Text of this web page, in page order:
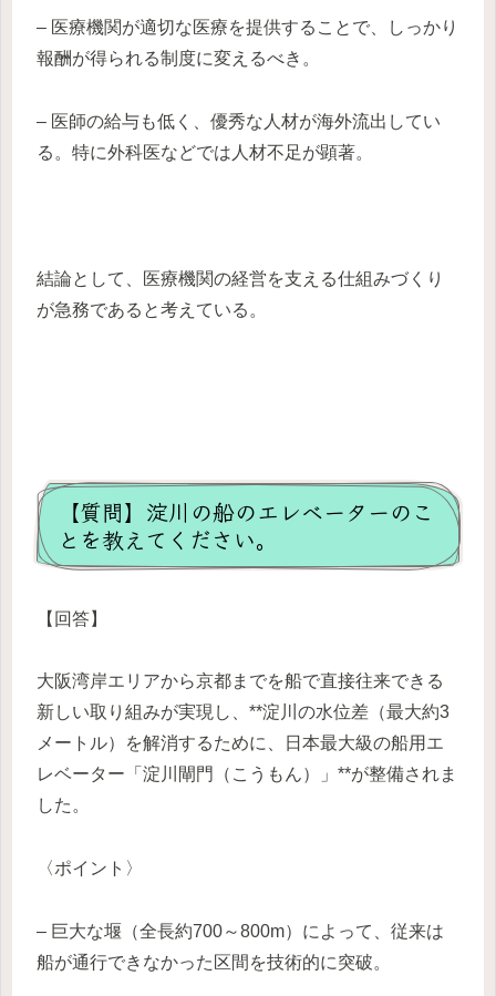
– 医療機関が適切な医療を提供することで、しっかり
報酬が得られる制度に変えるべき。
– 医師の給与も低く、優秀な人材が海外流出してい
る。特に外科医などでは人材不足が顕著。
結論として、医療機関の経営を支える仕組みづくり
が急務であると考えている。
【質問】淀川の船のエレベーターのこ
とを教えてください。
【回答】
大阪湾岸エリアから京都までを船で直接往来できる
新しい取り組みが実現し、**淀川の水位差（最大約3
メートル）を解消するために、日本最大級の船用エ
レベーター「淀川閘門（こうもん）」**が整備されま
した。
〈ポイント〉
– 巨大な堰（全長約700～800m）によって、従来は
船が通行できなかった区間を技術的に突破。